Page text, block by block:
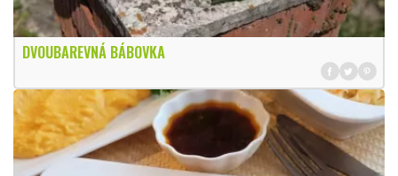
DVOUBAREVNÁ BÁBOVKA